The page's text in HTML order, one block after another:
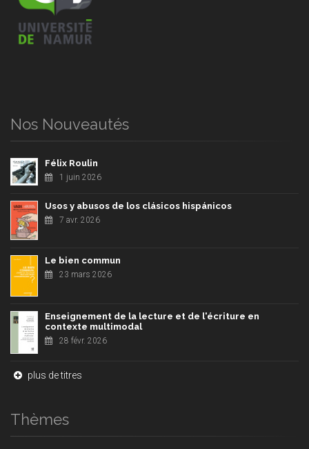
Nos Nouveautés
Félix Roulin
1 juin 2026
Usos y abusos de los clásicos hispánicos
7 avr. 2026
Le bien commun
23 mars 2026
Enseignement de la lecture et de l'écriture en
contexte multimodal
28 févr. 2026
plus de titres
Thèmes